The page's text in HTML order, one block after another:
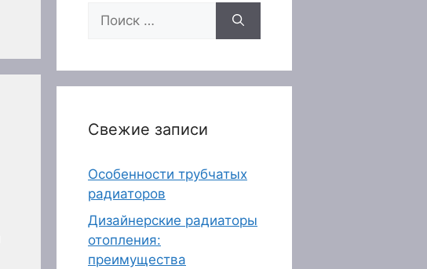
Поиск:
Свежие записи
Особенности трубчатых
радиаторов
Дизайнерские радиаторы
отопления:
преимущества